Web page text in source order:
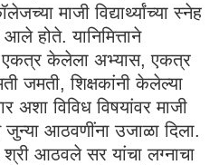
माजी विद्यार्थ्यांच्या स्नेह
होते. यानिमित्ताने
केलेला अभ्यास, एकत्र
जमती, शिक्षकांनी केलेल्या
अशा विविध विषयांवर माजी
जुन्या आठवणींना उजाळा दिला.
श्री आठवले सर यांचा लग्नाचा